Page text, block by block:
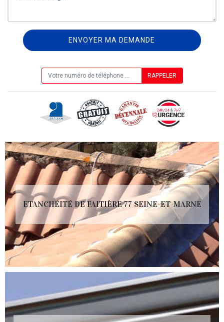
ETANCHÉITÉ DE FAITIÈRE 77 SEINE-ET-MARNE